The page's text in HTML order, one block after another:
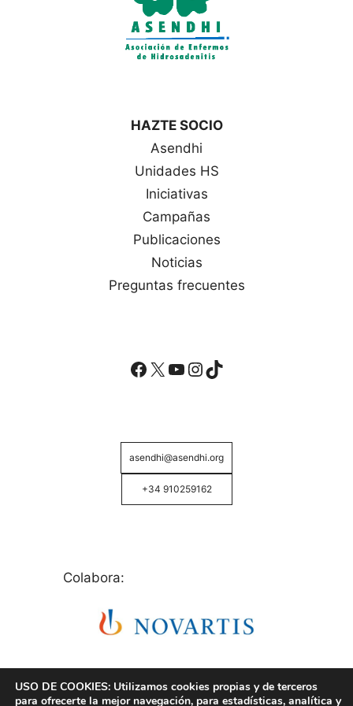
HAZTE SOCIO
Asendhi
Unidades HS
Iniciativas
Campañas
Publicaciones
Noticias
Preguntas frecuentes
Facebook
X YouTube
Instagram
TikTok
asendhi@asendhi.org
+34 910259162
Colabora:
USO DE COOKIES: Utilizamos cookies propias y de terceros
para ofrecerte la mejor navegación, para estadísticas, analítica y